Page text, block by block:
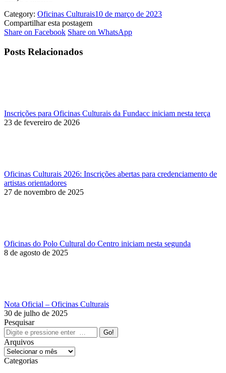
Category: Oficinas Culturais10 de março de 2023
Compartilhar esta postagem
Share on FacebookShare
Facebook
Share on WhatsAppShare
Posts Relacionados
Inscrições para Oficinas Culturais da Fundacc iniciam nesta terça
23 de fevereiro de 2026
Oficinas Culturais 2026: Inscrições abertas para credenciamento de
artistas orientadores
27 de novembro de 2025
Oficinas do Polo Cultural do Centro iniciam nesta segunda
8 de agosto de 2025
Nota Oficial – Oficinas Culturais
30 de julho de 2025
Pesquisar
Search:
Arquivos
Arquivos
Categorias